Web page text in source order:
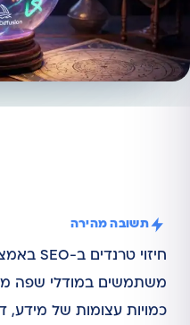
תשובה מהירה
כמויות עצומות של מידע,